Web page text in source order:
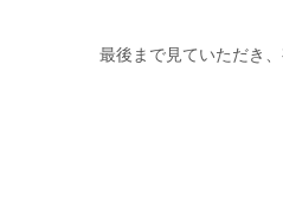
最後まで見ていただき、